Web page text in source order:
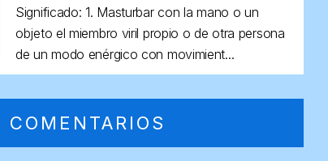
Significado: 1. Masturbar con la mano o un
objeto el miembro viril propio o de otra persona
de un modo enérgico con movimient...
COMENTARIOS